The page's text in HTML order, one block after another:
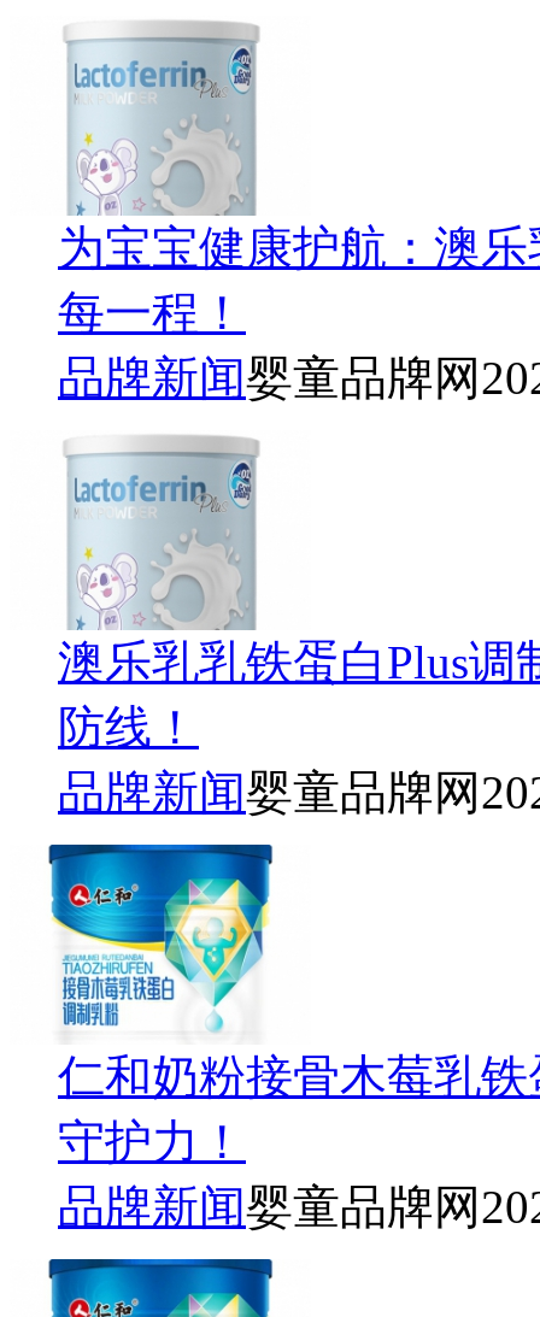
为宝宝健康护航：澳
每一程！
品牌新闻婴童品牌网
澳乐乳乳铁蛋白Plus
防线！
品牌新闻婴童品牌网
仁和奶粉接骨木莓乳
守护力！
品牌新闻婴童品牌网